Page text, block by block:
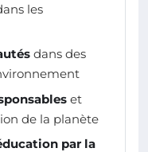
les
dans des
et
de la planète
par la